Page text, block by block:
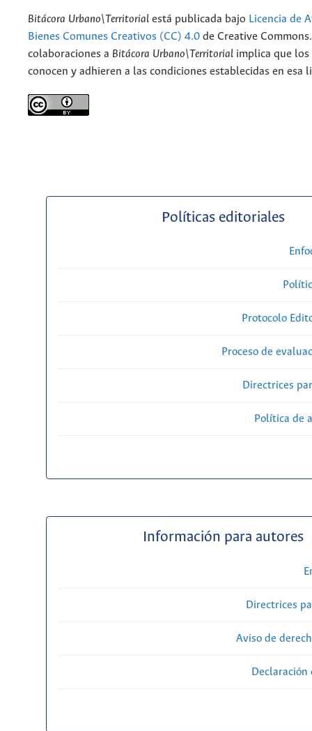
Bitácora Urbano\Territorial está publicada bajo Licencia de
Bienes Comunes Creativos (CC) 4.0 de Creative
colaboraciones a Bitácora Urbano\Territorial implica que los
conocen y adhieren a las condiciones establecidas en esa
Políticas editoriales
Protocolo
Proceso de
Directrices
Política de
Información para autores
Directrices
Aviso de